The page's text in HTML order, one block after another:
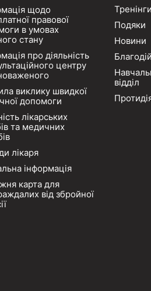
щодо
правової
в умовах
стану
про діяльність
центру
виклику швидкої
допомоги
лікарських
та медичних
лікаря
інформація
карта для
від збройної
Тренінги
Подяки
Новини
відділ